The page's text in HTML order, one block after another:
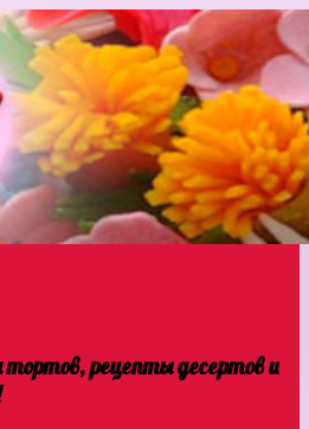
рецепты десертов и